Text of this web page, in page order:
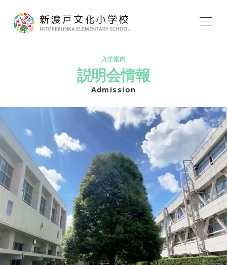
学校生活
入学案内
アフタースクール
お知らせ
入学案内
説明会情報
Admission